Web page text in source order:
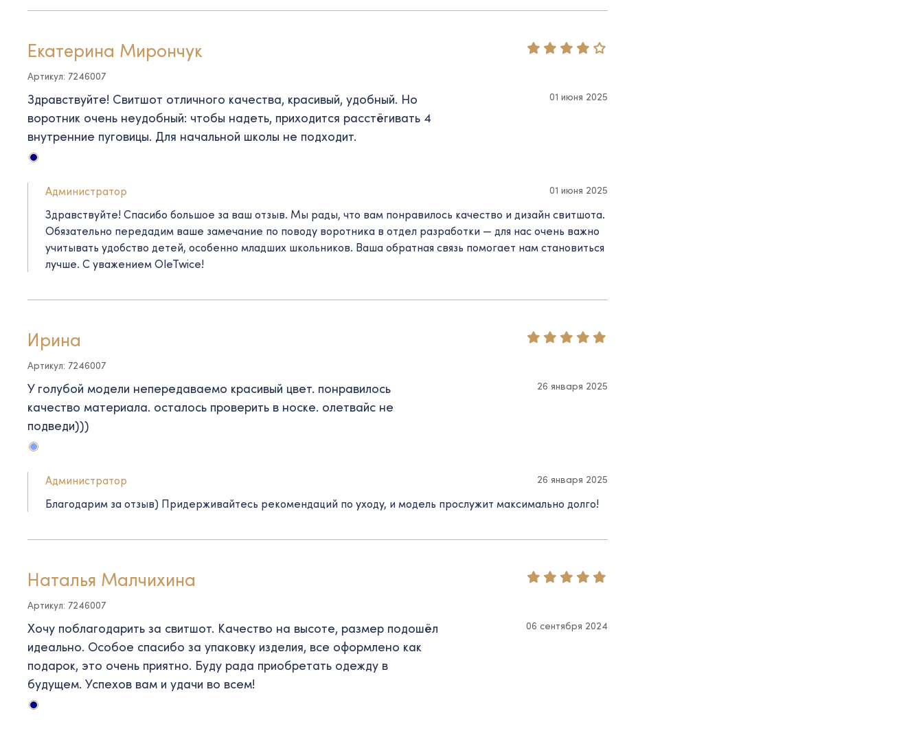
Екатерина Мирончук
Артикул: 7246007
Здравствуйте! Свитшот отличного качества, красивый, удобный. Но
воротник очень неудобный: чтобы надеть, приходится расстёгивать 4
внутренние пуговицы. Для начальной школы не подходит.
01 июня 2025
Администратор 01 июня 2025
Здравствуйте! Спасибо большое за ваш отзыв. Мы рады, что вам понравилось качество и дизайн свитшота.
Обязательно передадим ваше замечание по поводу воротника в отдел разработки — для нас очень важно
учитывать удобство детей, особенно младших школьников. Ваша обратная связь помогает нам становиться
лучше. С уважением OleTwice!
Ирина
Артикул: 7246007
У голубой модели непередаваемо красивый цвет. понравилось
качество материала. осталось проверить в носке. олетвайс не
подведи)))
26 января 2025
Администратор 26 января 2025
Благодарим за отзыв) Придерживайтесь рекомендаций по уходу, и модель прослужит максимально долго!
Наталья Малчихина
Артикул: 7246007
Хочу поблагодарить за свитшот. Качество на высоте, размер подошёл
идеально. Особое спасибо за упаковку изделия, все оформлено как
подарок, это очень приятно. Буду рада приобретать одежду в
будущем. Успехов вам и удачи во всем!
06 сентября 2024